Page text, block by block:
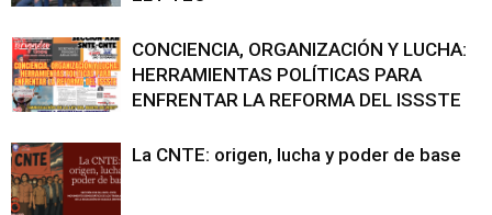
CONCIENCIA, ORGANIZACIÓN Y LUCHA:
HERRAMIENTAS POLÍTICAS PARA
ENFRENTAR LA REFORMA DEL ISSSTE
La CNTE: origen, lucha y poder de base